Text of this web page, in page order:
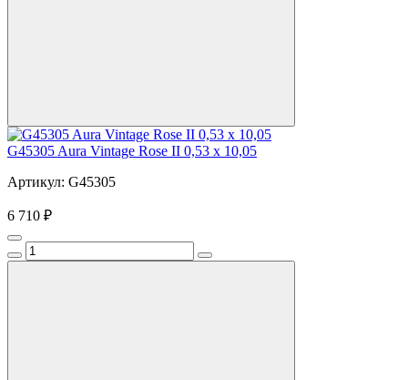
G45305 Aura Vintage Rose II 0,53 x 10,05
Артикул: G45305
6 710 ₽